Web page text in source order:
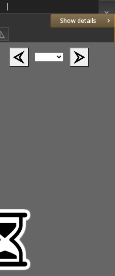
Show details